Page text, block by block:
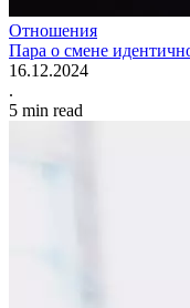
Отношения
Пара о смене
16.12.2024
.
5 min read